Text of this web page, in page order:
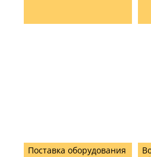
Поставка оборудования